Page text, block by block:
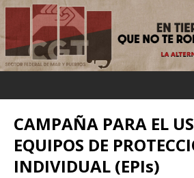
CAMPAÑA PARA EL
EQUIPOS DE
INDIVIDUAL (EPIs)